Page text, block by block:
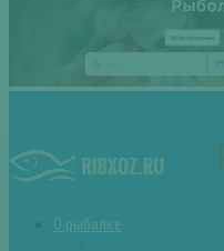
О рыбалке